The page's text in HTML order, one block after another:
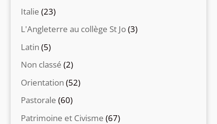
Italie (23)
L'Angleterre au collège St Jo(3)
Latin (5)
Non classé (2)
Orientation (52)
Pastorale (60)
Patrimoine et Civisme (67)